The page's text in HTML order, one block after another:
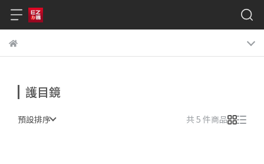
護目鏡
預設排序 共 5 件商品